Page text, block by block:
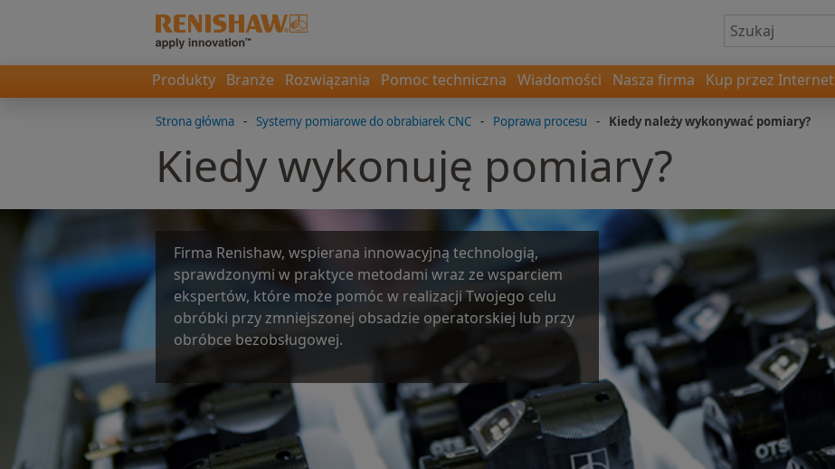
Produkty Branże Rozwiązania Pomoc techniczna Wiadomości Nasza firma Kup przez Internet
Strona główna - Systemy pomiarowe do obrabiarek CNC - Poprawa procesu - Kiedy należy wykonywać pomiary?
Kiedy wykonuję pomiary?
Firma Renishaw, wspierana innowacyjną technologią,
sprawdzonymi w praktyce metodami wraz ze wsparciem
ekspertów, które może pomóc w realizacji Twojego celu
obróbki przy zmniejszonej obsadzie operatorskiej lub przy
obróbce bezobsługowej.